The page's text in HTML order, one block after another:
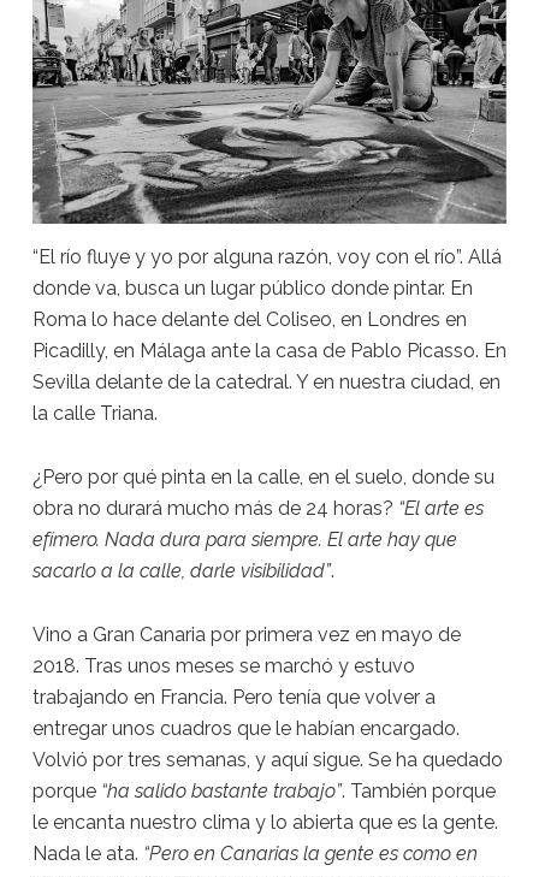
“El río fluye y yo por alguna razón, voy con el río”. Allá
donde va, busca un lugar público donde pintar. En
Roma lo hace delante del Coliseo, en Londres en
Picadilly, en Málaga ante la casa de Pablo Picasso. En
Sevilla delante de la catedral. Y en nuestra ciudad, en
la calle Triana.
¿Pero por qué pinta en la calle, en el suelo, donde su
obra no durará mucho más de 24 horas? “El arte es
efímero. Nada dura para siempre. El arte hay que
sacarlo a la calle, darle visibilidad”.
Vino a Gran Canaria por primera vez en mayo de
2018. Tras unos meses se marchó y estuvo
trabajando en Francia. Pero tenía que volver a
entregar unos cuadros que le habían encargado.
Volvió por tres semanas, y aquí sigue. Se ha quedado
porque “ha salido bastante trabajo”. También porque
le encanta nuestro clima y lo abierta que es la gente.
Nada le ata. “Pero en Canarias la gente es como en